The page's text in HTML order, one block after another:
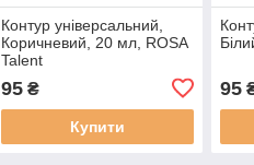
Контур універсальний,
Коричневий, 20 мл, ROSA
Talent
95₴
Купити
95